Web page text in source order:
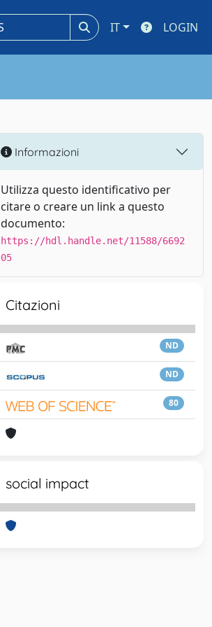
IT LOGIN
Informazioni
Utilizza questo identificativo per
citare o creare un link a questo
documento:
https://hdl.handle.net/11588/6692
05
Citazioni
ND
ND
80
social impact